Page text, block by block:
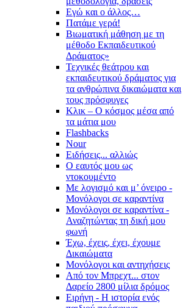
Εγώ και ο άλλος…
Πατάμε γερά!
Βιωματική μάθηση με τη
μέθοδο Εκπαιδευτικού
Δράματος»
Τεχνικές θεάτρου και
εκπαιδευτικού δράματος για
τα ανθρώπινα δικαιώματα και
τους πρόσφυγες
Κλικ – Ο κόσμος μέσα από
τα μάτια μου
Flashbacks
Nour
Ειδήσεις... αλλιώς
Ο εαυτός μου ως
ντοκουμέντο
Με λογισμό και μ’ όνειρο -
Μονόλογοι σε καραντίνα
Μονόλογοι σε καραντίνα -
Αναζητώντας τη δική μου
φωνή
Έχω, έχεις, έχει, έχουμε
Δικαιώματα
Μονόλογοι και αντηχήσεις
Από τον Μπρεχτ... στον
Δαρείο 2800 μίλια δρόμος
Ειρήνη - Η ιστορία ενός